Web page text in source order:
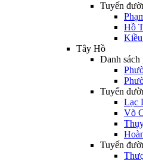
Tuyến
Hồ
Tây Hồ
Danh
Tuyến
Lạc
Võ
Tuyến